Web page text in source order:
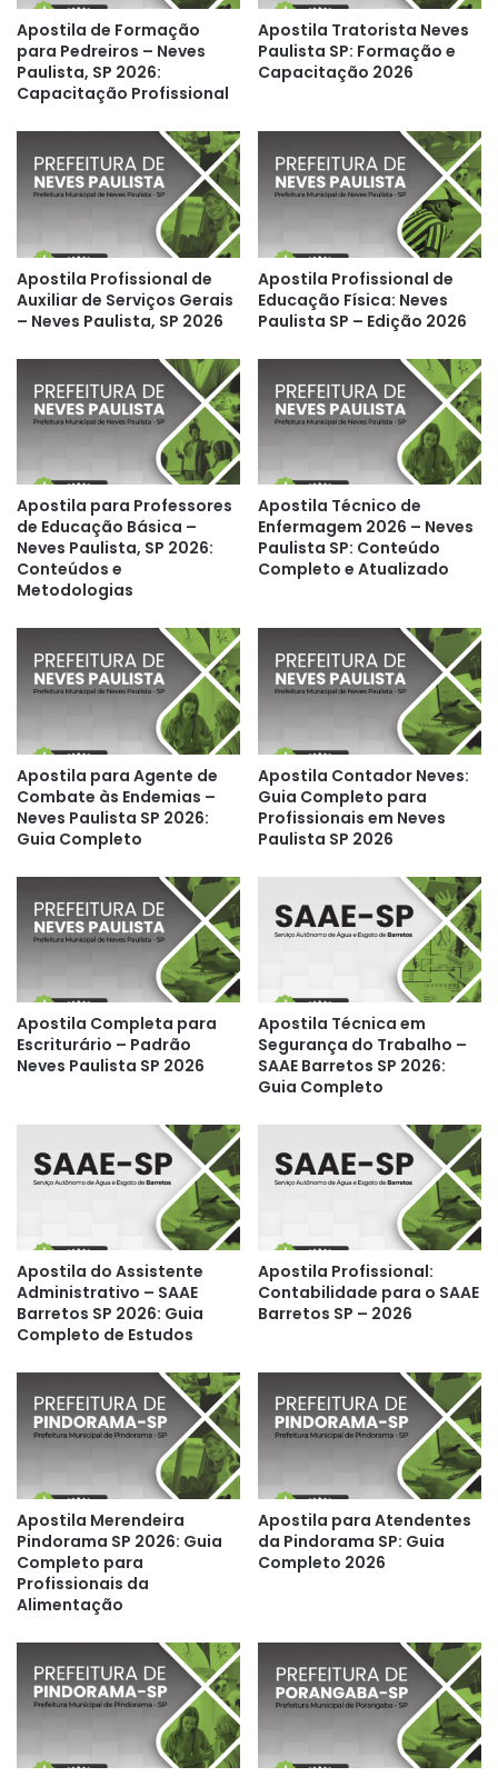
Apostila de Formação
para Pedreiros – Neves
Paulista, SP 2026:
Capacitação Profissional
Apostila Tratorista Neves
Paulista SP: Formação e
Capacitação 2026
Apostila Profissional de
Auxiliar de Serviços Gerais
– Neves Paulista, SP 2026
Apostila Profissional de
Educação Física: Neves
Paulista SP – Edição 2026
Apostila para Professores
de Educação Básica –
Neves Paulista, SP 2026:
Conteúdos e
Metodologias
Apostila Técnico de
Enfermagem 2026 – Neves
Paulista SP: Conteúdo
Completo e Atualizado
Apostila para Agente de
Combate às Endemias –
Neves Paulista SP 2026:
Guia Completo
Apostila Contador Neves:
Guia Completo para
Profissionais em Neves
Paulista SP 2026
Apostila Completa para
Escriturário – Padrão
Neves Paulista SP 2026
Apostila Técnica em
Segurança do Trabalho –
SAAE Barretos SP 2026:
Guia Completo
Apostila do Assistente
Administrativo – SAAE
Barretos SP 2026: Guia
Completo de Estudos
Apostila Profissional:
Contabilidade para o SAAE
Barretos SP – 2026
Apostila Merendeira
Pindorama SP 2026: Guia
Completo para
Profissionais da
Alimentação
Apostila para Atendentes
da Pindorama SP: Guia
Completo 2026